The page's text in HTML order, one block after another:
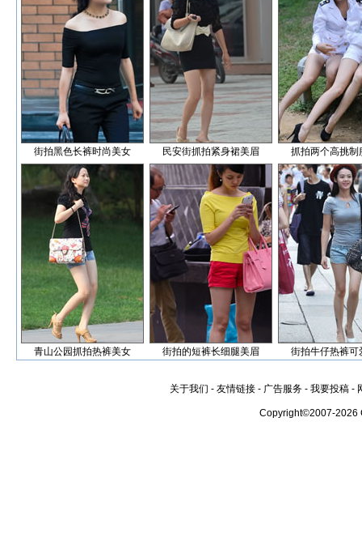
街拍黑色长裤时尚美女 民安街抓拍紧身裙美眉 抓拍两个高挑制
青山公园抓拍热裤美女 街拍的短裤长细腿美眉 街拍牛仔热裤可
关于我们 - 友情链接 - 广告服务 - 我要投稿 -
Copyright©2007-2026